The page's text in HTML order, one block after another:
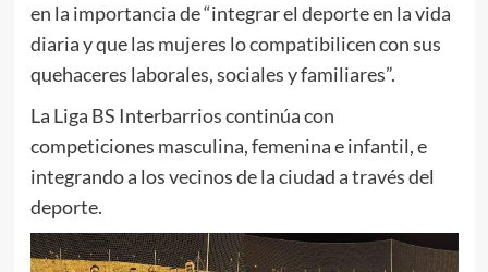
en la importancia de “integrar el deporte en la vida
diaria y que las mujeres lo compatibilicen con sus
quehaceres laborales, sociales y familiares”.
La Liga BS Interbarrios continúa con
competiciones masculina, femenina e infantil, e
integrando a los vecinos de la ciudad a través del
deporte.